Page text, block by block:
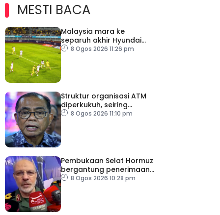
MESTI BACA
Malaysia mara ke
separuh akhir Hyundai
ASEAN Cup
8 Ogos 2026 11:26 pm
Struktur organisasi ATM
diperkukuh, seiring
pemodenan aset
8 Ogos 2026 11:10 pm
Pembukaan Selat Hormuz
bergantung penerimaan
AS – IRGC
8 Ogos 2026 10:28 pm